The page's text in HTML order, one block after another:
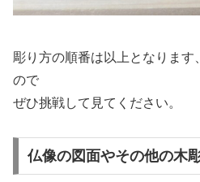
彫り方の順番は以上となります
ので
ぜひ挑戦して見てください。
仏像の図面やその他の木